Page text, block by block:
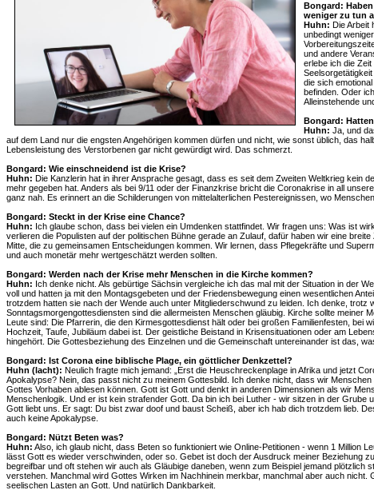
Bongard:
weniger zu tun
Huhn: Die Arbeit
unbedingt
und andere
erlebe ich die
die sich
befinden. Oder
Alleinstehende
Bongard:
Huhn: Ja, und
auf dem Land nur die engsten Angehörigen kommen dürfen und nicht, wie sonst üblich, das
Lebensleistung des Verstorbenen gar nicht gewürdigt wird. Das schmerzt.
Bongard: Wie einschneidend ist die Krise?
Huhn: Die Kanzlerin hat in ihrer Ansprache gesagt, dass es seit dem Zweiten Weltkrieg kein
mehr gegeben hat. Anders als bei 9/11 oder der Finanzkrise bricht die Coronakrise in all
ganz nah. Es erinnert an die Schilderungen von mittelalterlichen Pestereignissen, wo
Bongard: Steckt in der Krise eine Chance?
Huhn: Ich glaube schon, dass bei vielen ein Umdenken stattfindet. Wir fragen uns: Was ist
verlieren die Populisten auf der politischen Bühne gerade an Zulauf, dafür haben wir eine
Mitte, die zu gemeinsamen Entscheidungen kommen. Wir lernen, dass Pflegekräfte und
und auch monetär mehr wertgeschätzt werden sollten.
Bongard: Werden nach der Krise mehr Menschen in die Kirche kommen?
Huhn: Ich denke nicht. Als gebürtige Sächsin vergleiche ich das mal mit der Situation in der
voll und hatten ja mit den Montagsgebeten und der Friedensbewegung einen wesentlichen
trotzdem hatten sie nach der Wende auch unter Mitgliederschwund zu leiden. Ich denke, trotz
Sonntagsmorgengottesdiensten sind die allermeisten Menschen gläubig. Kirche sollte meiner
Leute sind: Die Pfarrerin, die den Kirmesgottesdienst hält oder bei großen Familienfesten, bei
Hochzeit, Taufe, Jubiläum dabei ist. Der geistliche Beistand in Krisensituationen oder am
hingehört. Die Gottesbeziehung des Einzelnen und die Gemeinschaft untereinander ist das,
Bongard: Ist Corona eine biblische Plage, ein göttlicher Denkzettel?
Huhn (lacht): Neulich fragte mich jemand: „Erst die Heuschreckenplage in Afrika und jetzt
Apokalypse? Nein, das passt nicht zu meinem Gottesbild. Ich denke nicht, dass wir
Gottes Vorhaben ablesen können. Gott ist Gott und denkt in anderen Dimensionen als wir
Menschenlogik. Und er ist kein strafender Gott. Da bin ich bei Luther - wir sitzen in der Grube
Gott liebt uns. Er sagt: Du bist zwar doof und baust Scheiß, aber ich hab dich trotzdem lieb.
auch keine Apokalypse.
Bongard: Nützt Beten was?
Huhn: Also, ich glaub nicht, dass Beten so funktioniert wie Online-Petitionen - wenn 1 Million
lässt Gott es wieder verschwinden, oder so. Gebet ist doch der Ausdruck meiner Beziehung
begreifbar und oft stehen wir auch als Gläubige daneben, wenn zum Beispiel jemand plötzlich
verstehen. Manchmal wird Gottes Wirken im Nachhinein merkbar, manchmal aber auch nicht.
seelischen Lasten an Gott. Und natürlich Dankbarkeit.